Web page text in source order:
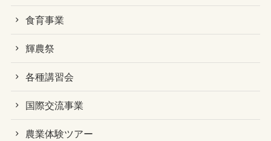
食育事業
輝農祭
各種講習会
国際交流事業
農業体験ツアー